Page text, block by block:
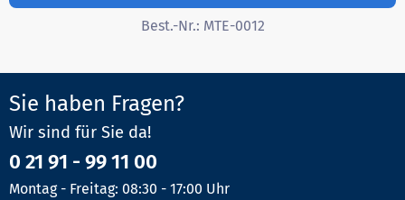
Best.-Nr.: MTE-0012
Sie haben Fragen?
Wir sind für Sie da!
0 21 91 - 99 11 00
Montag - Freitag: 08:30 - 17:00 Uhr